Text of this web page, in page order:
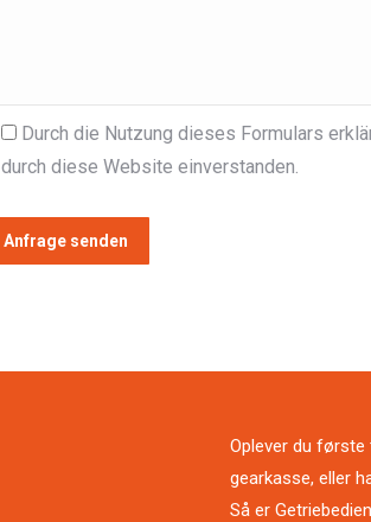
Durch die Nutzung dieses Formulars
durch diese Website einverstanden.
Oplever du første
gearkasse, eller
Så er